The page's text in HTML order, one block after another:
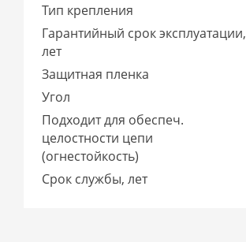
Тип крепления
Гарантийный срок эксплуатации,
лет
Защитная пленка
Угол
Подходит для обеспеч.
целостности цепи
(огнестойкость)
Срок службы, лет